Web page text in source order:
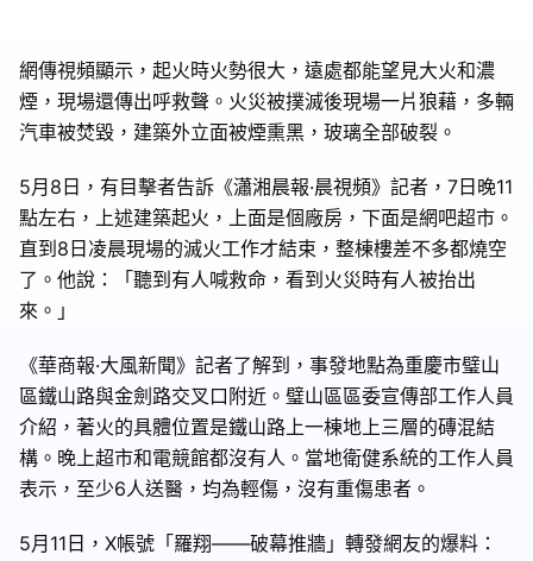
網傳視頻顯示，起火時火勢很大，遠處都能望見大火和濃
煙，現場還傳出呼救聲。火災被撲滅後現場一片狼藉，多輛
汽車被焚毀，建築外立面被煙熏黑，玻璃全部破裂。
5月8日，有目擊者告訴《瀟湘晨報·晨視頻》記者，7日晚11
點左右，上述建築起火，上面是個廠房，下面是網吧超市。
直到8日凌晨現場的滅火工作才結束，整棟樓差不多都燒空
了。他說：「聽到有人喊救命，看到火災時有人被抬出
來。」
《華商報·大風新聞》記者了解到，事發地點為重慶市璧山
區鐵山路與金劍路交叉口附近。璧山區區委宣傳部工作人員
介紹，著火的具體位置是鐵山路上一棟地上三層的磚混結
構。晚上超市和電競館都沒有人。當地衛健系統的工作人員
表示，至少6人送醫，均為輕傷，沒有重傷患者。
5月11日，X帳號「羅翔——破幕推牆」轉發網友的爆料：